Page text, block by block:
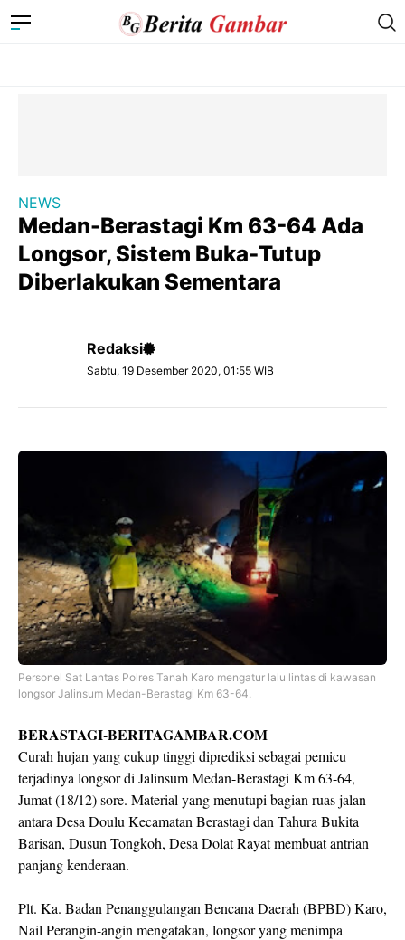
NEWS
Medan-Berastagi Km 63-64 Ada
Longsor, Sistem Buka-Tutup
Diberlakukan Sementara
Redaksi
Sabtu, 19 Desember 2020, 01:55 WIB
Personel Sat Lantas Polres Tanah Karo mengatur lalu lintas di kawasan
longsor Jalinsum Medan-Berastagi Km 63-64.
BERASTAGI-BERITAGAMBAR.COM
Curah hujan yang cukup tinggi diprediksi sebagai pemicu
terjadinya longsor di Jalinsum Medan-Berastagi Km 63-64,
Jumat (18/12) sore. Material yang menutupi bagian ruas jalan
antara Desa Doulu Kecamatan Berastagi dan Tahura Bukita
Barisan, Dusun Tongkoh, Desa Dolat Rayat membuat antrian
panjang kenderaan.
Plt. Ka. Badan Penanggulangan Bencana Daerah (BPBD) Karo,
Nail Perangin-angin mengatakan, longsor yang menimpa